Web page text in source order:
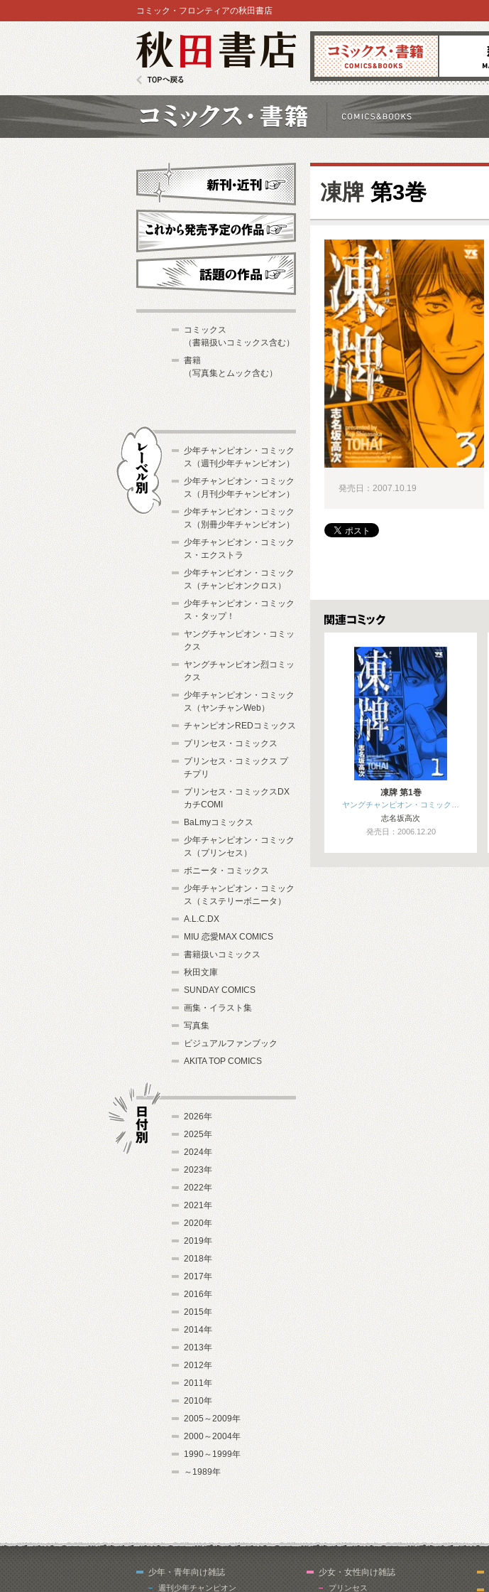
コミックス 雑誌
コミック・フロンティアの秋田書店
凍牌 第3巻
発売日：2007.10.19
関連コミックス
凍牌 第1巻
ヤングチャンピオン・コミック…
志名坂高次
発売日：2006.12.20
新刊・近刊
これから発売予定
コミックス
（書籍扱いコミックス含む）
書籍
（写真集とムック含む）
少年チャンピオン・コミック
ス（週刊少年チャンピオン）
少年チャンピオン・コミック
ス（月刊少年チャンピオン）
少年チャンピオン・コミック
ス（別冊少年チャンピオン）
少年チャンピオン・コミック
ス・エクストラ
少年チャンピオン・コミック
ス（チャンピオンクロス）
少年チャンピオン・コミック
ス・タップ！
ヤングチャンピオン・コミッ
クス
ヤングチャンピオン烈コミッ
クス
少年チャンピオン・コミック
ス（ヤンチャンWeb）
チャンピオンREDコミックス
プリンセス・コミックス
プリンセス・コミックス プ
チプリ
プリンセス・コミックスDX
カチCOMI
BaLmyコミックス
少年チャンピオン・コミック
ス（プリンセス）
ボニータ・コミックス
少年チャンピオン・コミック
ス（ミステリーボニータ）
A.L.C.DX
MIU 恋愛MAX COMICS
書籍扱いコミックス
秋田文庫
SUNDAY COMICS
画集・イラスト集
写真集
ビジュアルファンブック
AKITA TOP COMICS
2026年
2025年
2024年
2023年
2022年
2021年
2020年
2019年
2018年
2017年
2016年
2015年
2014年
2013年
2012年
2011年
2010年
2005～2009年
2000～2004年
1990～1999年
～1989年
少年・青年向け雑誌
週刊少年チャンピオン
少女・女性向け雑誌
プリンセス